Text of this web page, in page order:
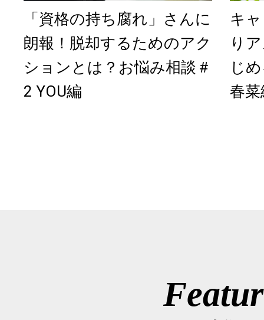
「資格の持ち腐れ」さんに
朗報！脱却するためのアク
ションとは？お悩み相談＃
2 YOU編
キ
り
じ
春